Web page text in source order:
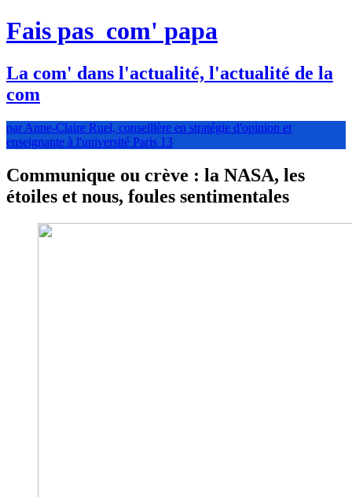
Fais pas com' papa
La com' dans l'actualité, l'actualité de la
com
par Anne-Claire Ruel, conseillère en stratégie d'opinion et
enseignante à l'université Paris 13
Communique ou crève : la NASA, les
étoiles et nous, foules sentimentales